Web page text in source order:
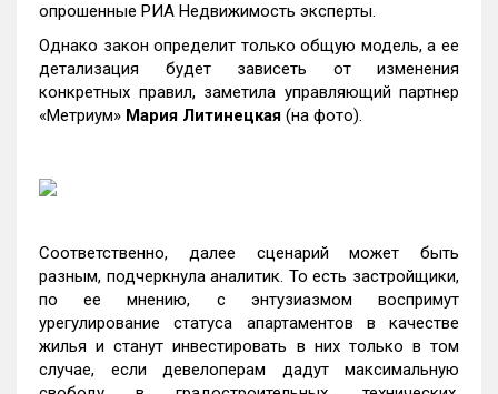
опрошенные РИА Недвижимость эксперты.
Однако закон определит только общую модель, а ее
детализация будет зависеть от изменения
конкретных правил, заметила управляющий партнер
«Метриум» Мария Литинецкая (на фото).
Соответственно, далее сценарий может быть
разным, подчеркнула аналитик. То есть застройщики,
по ее мнению, с энтузиазмом воспримут
урегулирование статуса апартаментов в качестве
жилья и станут инвестировать в них только в том
случае, если девелоперам дадут максимальную